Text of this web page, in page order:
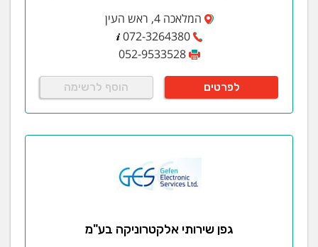
המלאכה 4, ראש העין
072-3264380
052-9533528
לפרטים הוסף לרשימה
גפן שירותי אלקטרוניקה בע"מ